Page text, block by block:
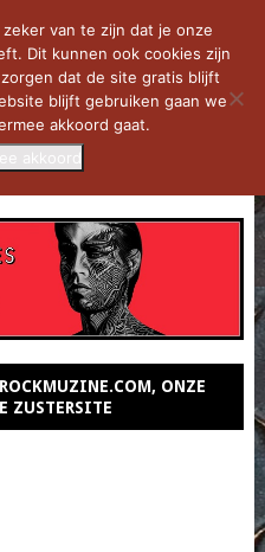
ONZE
ZUSTERSITE
van te zijn dat je onze
Dit kunnen ook cookies zijn
dat de site gratis blijft
blijft gebruiken gaan we
akkoord gaat.
akkoord